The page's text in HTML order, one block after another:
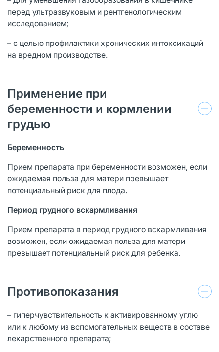
перед ультразвуковым и рентгенологическим
исследованием;
– с целью профилактики хронических интоксикаций
на вредном производстве.
Применение при
беременности и кормлении
грудью
Беременность
Прием препарата при беременности возможен, если
ожидаемая польза для матери превышает
потенциальный риск для плода.
Период грудного вскармливания
Прием препарата в период грудного вскармливания
возможен, если ожидаемая польза для матери
превышает потенциальный риск для ребенка.
Противопоказания
– гиперчувствительность к активированному углю
или к любому из вспомогательных веществ в составе
лекарственного препарата;